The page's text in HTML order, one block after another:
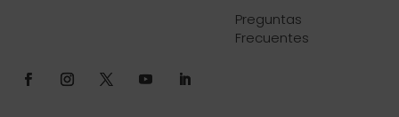
Preguntas
Frecuentes